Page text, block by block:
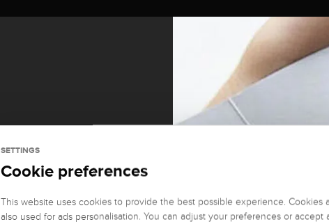
SETTINGS
Cookie preferences
This website uses cookies to provide the best possible experience. Cookies
also used for ads personalisation. You can adjust your preferences or accept